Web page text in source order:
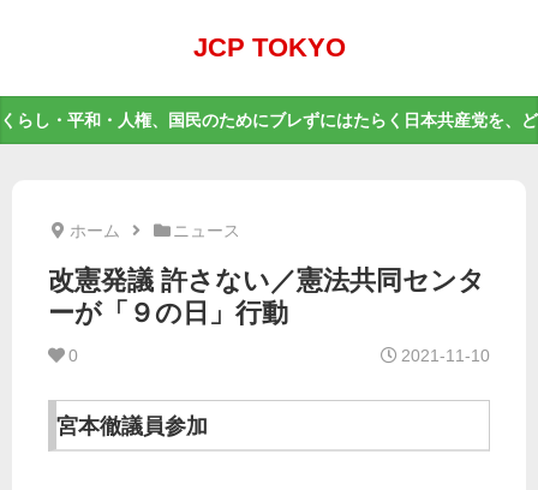
JCP TOKYO
くらし・平和・人権、国民のためにブレずにはたらく日本共産党を、
ホーム ニュース
改憲発議 許さない／憲法共同センタ
ーが「９の日」行動
0 2021-11-10
宮本徹議員参加